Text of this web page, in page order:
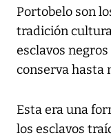
Portobelo son
tradición
esclavos
conserva hasta
Esta era una
los esclavos